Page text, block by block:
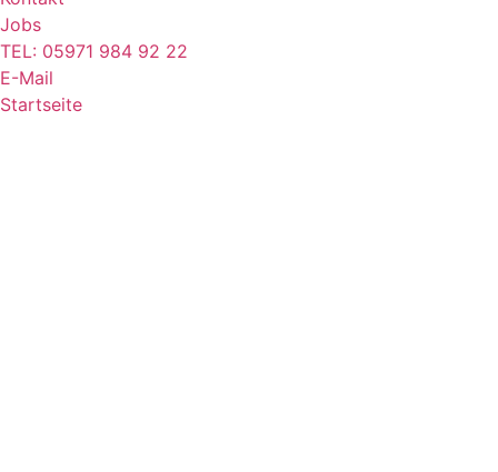
Jobs
TEL: 05971 984 92 22
E-Mail
Startseite